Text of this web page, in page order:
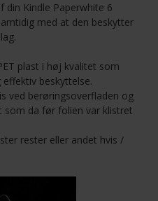
din Kindle Paperwhite 6
med at den beskytter
plast i høj kvalitet som
beskyttelse.
ved berøringsoverfladen og
som da før folien var klistret
rester eller andet hvis /